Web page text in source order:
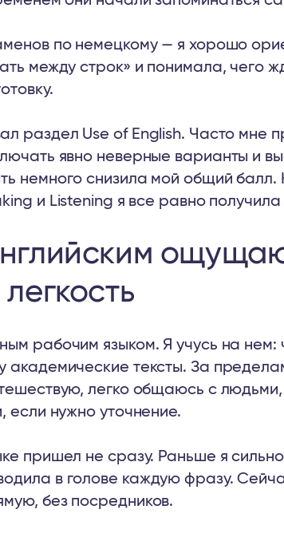
по немецкому — я хорошо
между строк» и понимала, чего
раздел Use of English. Часто мне
явно неверные варианты и
немного снизила мой общий балл.
и Listening я все равно получила
рабочим языком. Я учусь на
академические тексты. За
легко общаюсь с
если нужно уточнение.
пришел не сразу. Раньше я
в голове каждую фразу.
без посредников.